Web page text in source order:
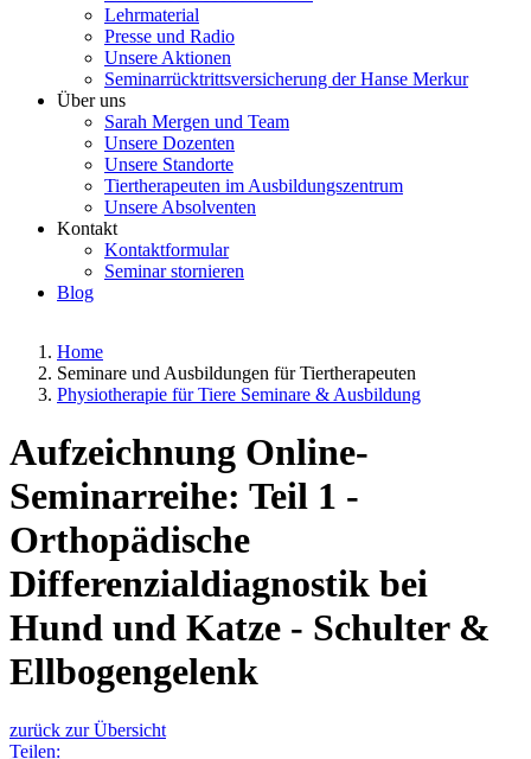
Lehrmaterial
Presse und Radio
Unsere Aktionen
Seminarrücktrittsversicherung der Hanse Merkur
Über uns
Sarah Mergen und Team
Unsere Dozenten
Unsere Standorte
Tiertherapeuten im Ausbildungszentrum
Unsere Absolventen
Kontakt
Kontaktformular
Seminar stornieren
Blog
Home
Seminare und Ausbildungen für Tiertherapeuten
Physiotherapie für Tiere Seminare & Ausbildung
Aufzeichnung Online-
Seminarreihe: Teil 1 -
Orthopädische
Differenzialdiagnostik bei
Hund und Katze - Schulter &
Ellbogengelenk
zurück zur Übersicht
Teilen: